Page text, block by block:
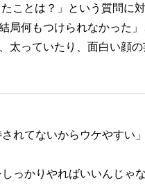
ことは？」という質問に
局何もつけられなかった
太っていたり、面白い顔
れてないからウケやすい」
っかりやればいいんじゃな